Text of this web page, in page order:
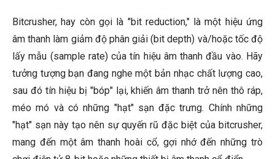
Bitcrusher, hay còn gọi là "bit reduction," là một hiệu ứng
âm thanh làm giảm độ phân giải (bit depth) và/hoặc tốc độ
lấy mẫu (sample rate) của tín hiệu âm thanh đầu vào. Hãy
tưởng tượng bạn đang nghe một bản nhạc chất lượng cao,
sau đó tín hiệu bị "bóp" lại, khiến âm thanh trở nên thô ráp,
méo mó và có những "hạt" sạn đặc trưng. Chính những
"hạt" sạn này tạo nên sự quyến rũ đặc biệt của bitcrusher,
mang đến một âm thanh hoài cổ, gợi nhớ đến những trò